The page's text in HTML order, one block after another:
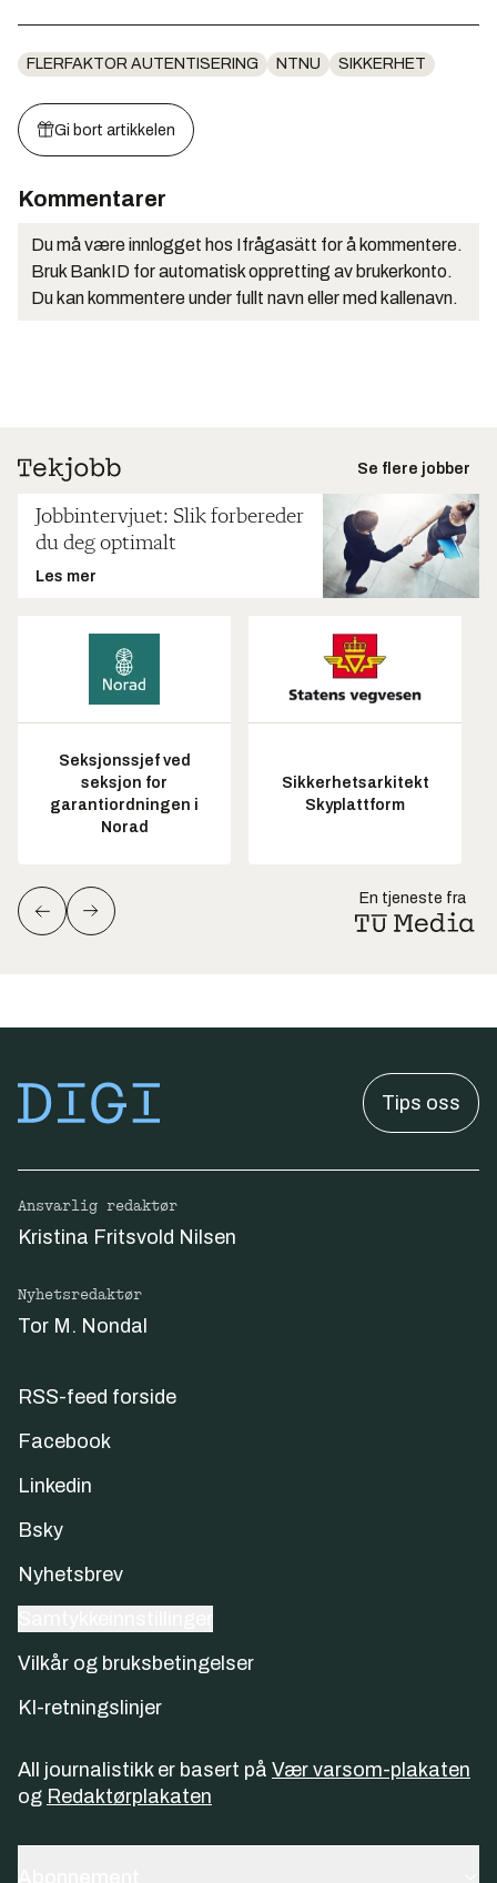
FLERFAKTOR AUTENTISERING NTNU SIKKERHET
Gi bort artikkelen
Kommentarer
Du må være innlogget hos Ifrågasätt for å kommentere.
Bruk BankID for automatisk oppretting av brukerkonto.
Du kan kommentere under fullt navn eller med kallenavn.
Se flere jobber
Jobbintervjuet: Slik forbereder
du deg optimalt
Les mer
Seksjonssjef ved
seksjon for
garantiordningen i
Norad
Sikkerhetsarkitekt
Skyplattform
En tjeneste fra
Tips oss
Ansvarlig redaktør
Kristina Fritsvold Nilsen
Nyhetsredaktør
Tor M. Nondal
RSS-feed forside
Facebook
Linkedin
Bsky
Nyhetsbrev
Vilkår og bruksbetingelser
KI-retningslinjer
All journalistikk er basert på Vær varsom-plakaten
og Redaktørplakaten